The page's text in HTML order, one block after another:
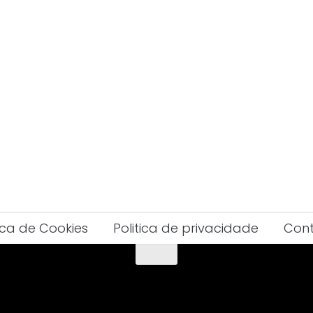
de Cookies Politica de privacidade